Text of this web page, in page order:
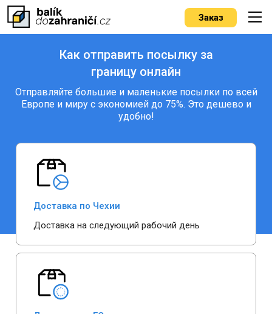
Заказ
Как отправить посылку за
границу онлайн
Отправляйте большие и маленькие посылки по всей
Европе и миру с экономией до 75%. Это дешево и
удобно!
Доставка по Чехии
Доставка на следующий рабочий день